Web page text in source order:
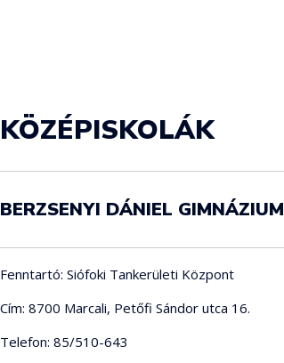
KÖZÉPISKOLÁK
BERZSENYI DÁNIEL GIMNÁZIUM
Fenntartó: Siófoki Tankerületi Központ
Cím: 8700 Marcali, Petőfi Sándor utca 16.
Telefon: 85/510-643